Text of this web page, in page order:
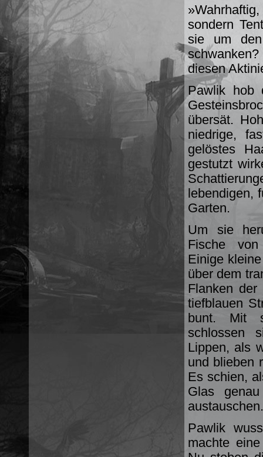
sondern
sie um
diesen
Pawlik hob
übersät.
niedrige,
gelöstes
gestutzt
lebendigen,
Garten.
Um sie
Fische von
Einige
über dem
Flanken
tiefblauen
bunt. Mit
schlossen
Lippen, als
und blieben
Es schien,
Glas
austauschen.
Pawlik
machte